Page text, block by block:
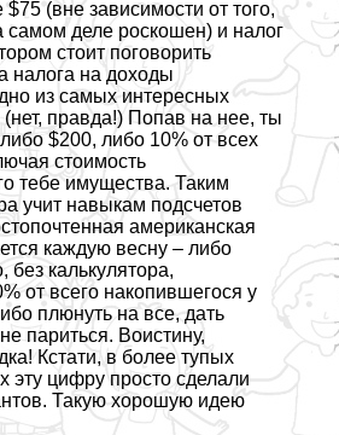
$75 (вне зависимости от того,
самом деле роскошен) и налог
стоит поговорить
налога на доходы
из самых интересных
правда!) Попав на нее, ты
$200, либо 10% от всех
стоимость
тебе имущества. Таким
учит навыкам подсчетов
американская
каждую весну – либо
без калькулятора,
от всего накопившегося у
плюнуть на все, дать
париться. Воистину,
Кстати, в более тупых
эту цифру просто сделали
Такую хорошую идею